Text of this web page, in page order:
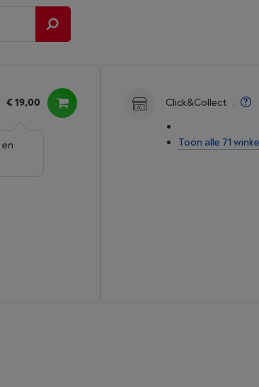
€ 19,00
en
Click&Collect :
Toon alle 71